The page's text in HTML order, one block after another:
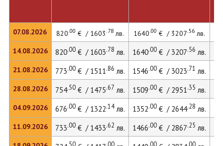
07.08.2026
14.08.2026
21.08.2026
28.08.2026
04.09.2026
11.09.2026
820.00 € / 1603.78лв. 1640.00 € / 3207.56лв.
820.00€ / 1603.78 лв. 1640.00€ / 3207.56 лв.
773.00€ / 1511.86 лв. 1546.00€ / 3023.71 лв.
754.50€ / 1475.67 лв. 1509.00€ / 2951.35 лв.
676.00€ / 1322.14лв. 1352.00€ / 2644.28 лв.
733.00€ / 1433.62 лв. 1466.00€ / 2867.25 лв.
.50 .00 .00 .00